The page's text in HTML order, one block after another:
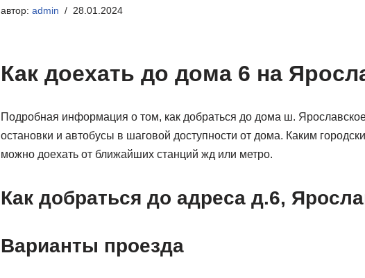
автор: admin 28.01.2024
Как доехать до дома 6 на
Подробная информация о том, как добраться до дома ш.
остановки и автобусы в шаговой доступности от дома. Каким
можно доехать от ближайших станций жд или метро.
Как добраться до адреса д.6,
Варианты проезда